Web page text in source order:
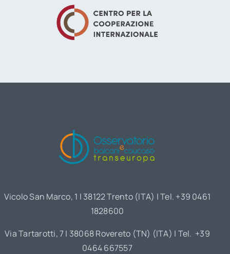
Vicolo San Marco, 1 | 38122 Trento (ITA) | Tel. +39 0461
1828600
Via Tartarotti, 7 | 38068 Rovereto (TN) (ITA) | Tel. +39
0464 667557